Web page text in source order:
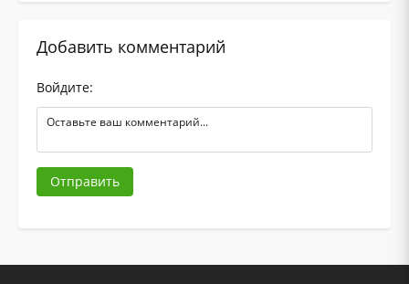
Добавить комментарий
Войдите:
Отправить